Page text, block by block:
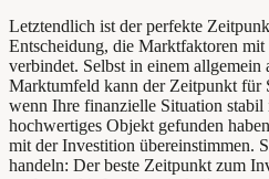
Letztendlich ist der perfekte
Entscheidung, die Marktfaktoren
verbindet. Selbst in einem allgemein
Marktumfeld kann der Zeitpunkt für
wenn Ihre finanzielle Situation
hochwertiges Objekt gefunden
mit der Investition übereinstimmen.
handeln: Der beste Zeitpunkt zum